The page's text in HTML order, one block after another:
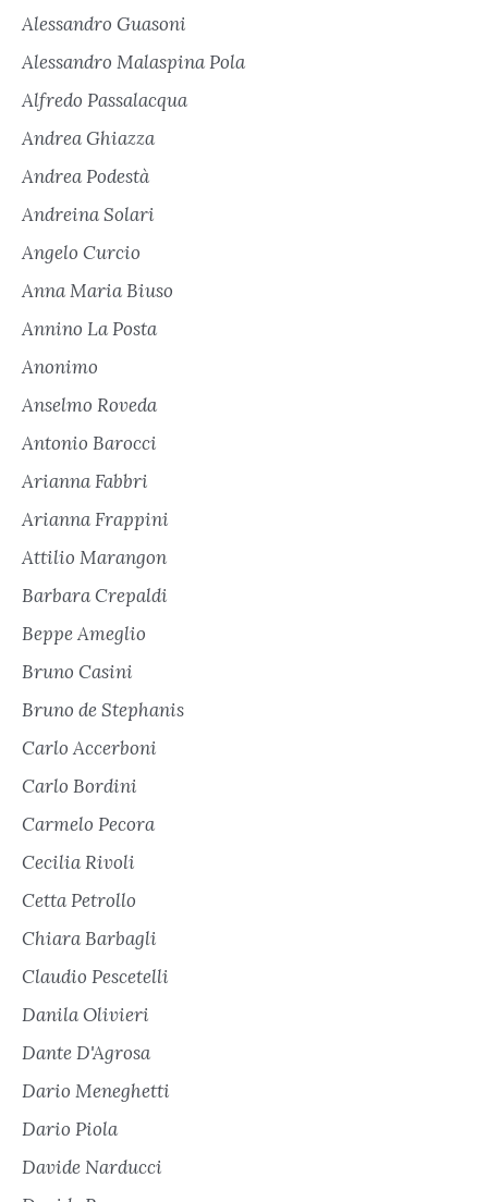
Alessandro Guasoni
Alessandro Malaspina Pola
Alfredo Passalacqua
Andrea Ghiazza
Andrea Podestà
Andreina Solari
Angelo Curcio
Anna Maria Biuso
Annino La Posta
Anonimo
Anselmo Roveda
Antonio Barocci
Arianna Fabbri
Arianna Frappini
Attilio Marangon
Barbara Crepaldi
Beppe Ameglio
Bruno Casini
Bruno de Stephanis
Carlo Accerboni
Carlo Bordini
Carmelo Pecora
Cecilia Rivoli
Cetta Petrollo
Chiara Barbagli
Claudio Pescetelli
Danila Olivieri
Dante D'Agrosa
Dario Meneghetti
Dario Piola
Davide Narducci